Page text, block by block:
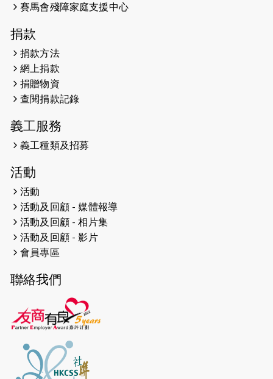
賽馬會殘障家庭支援中心
捐款
捐款方法
網上捐款
捐贈物資
查閱捐款記錄
義工服務
義工種類及招募
活動
活動
活動及回顧 - 媒體報導
活動及回顧 - 相片集
活動及回顧 - 影片
會員專區
聯絡我們